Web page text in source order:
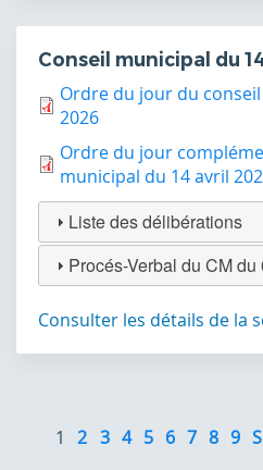
Conseil municipal du
Ordre du jour du
2026
Ordre du jour
municipal du 14 avril
Liste des délibérations
Procés-Verbal du CM
Consulter les détails de la
1 2 3 4 5 6 7 8 9